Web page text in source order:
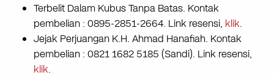
Terbelit Dalam Kubus Tanpa Batas. Kontak
pembelian : 0895-2851-2664. Link resensi, klik.
Jejak Perjuangan K.H. Ahmad Hanafiah. Kontak
pembelian : 0821 1682 5185 (Sandi). Link resensi,
klik.